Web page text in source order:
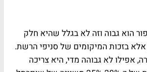
הוא גבוה וזה לא בגלל שהיא חלק
בזכות המיקומים של סניפי הרשת.
אפילו לא גבוהה מדי, היא צריכה